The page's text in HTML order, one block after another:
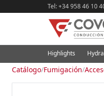
Tel: +34 958 46 10
Highlights
Catálogo/Fumigación/